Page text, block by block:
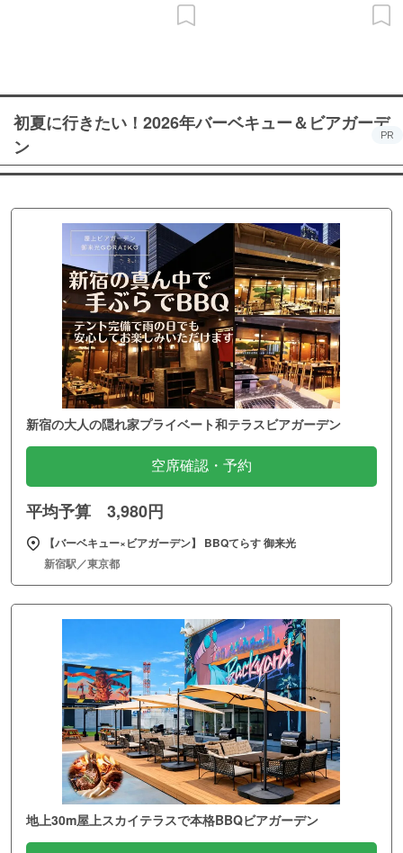
初夏に行きたい！2026年バーベキュー＆ビアガーデ
ン
PR
新宿の大人の隠れ家プライベート和テラスビアガーデン
空席確認・予約
平均予算 3,980円
【バーベキュー×ビアガーデン】 BBQてらす 御来光
新宿駅／東京都
地上30m屋上スカイテラスで本格BBQビアガーデン